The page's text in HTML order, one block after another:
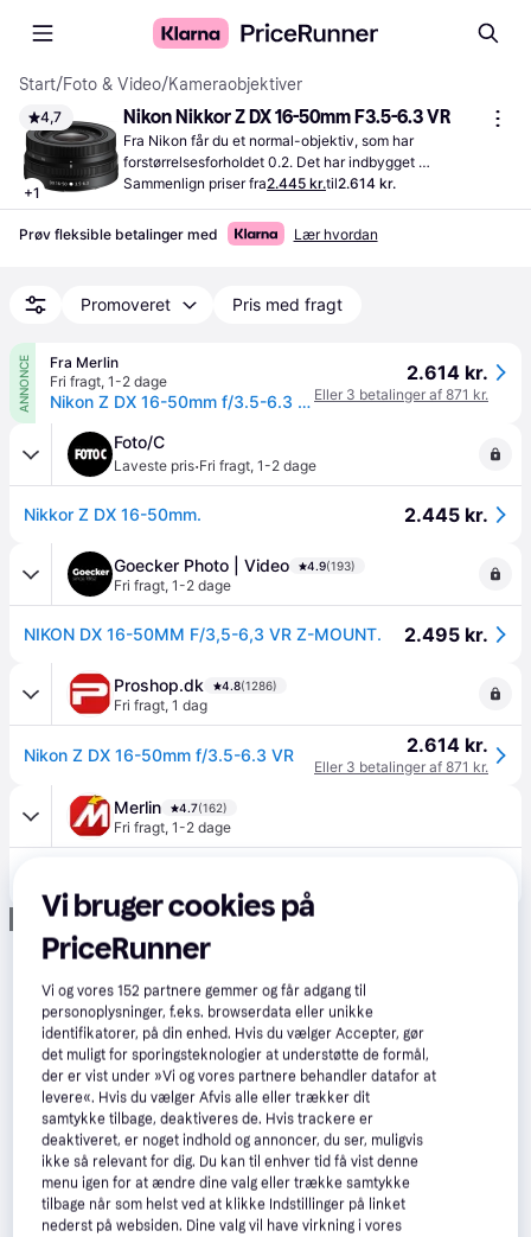
Start/Foto & Video/Kameraobjektiver
4,7
+1
Nikon Nikkor Z DX 16-50mm F3.5-6.3 VR
Fra Nikon får du et normal-objektiv, som har
forstørrelsesforholdet 0.2. Det har indbygget
billedstabilisator for at give så skarpe billeder som muligt.
Sammenlign priser fra2.445 kr.til2.614 kr.
Prøv fleksible betalinger med Lær hvordan
Promoveret Pris med fragt
ANNONCE
Fra Merlin
Fri fragt, 1-2 dage
Nikon Z DX 16-50mm f/3.5-6.3 VR
2.614 kr.
Eller 3 betalinger af 871 kr.
Foto/C
Laveste pris·Fri fragt, 1-2 dage
Nikkor Z DX 16-50mm. 2.445 kr.
Goecker Photo | Video 4.9(193)
Fri fragt, 1-2 dage
NIKON DX 16-50MM F/3,5-6,3 VR Z-MOUNT. 2.495 kr.
Proshop.dk 4.8(1286)
Fri fragt, 1 dag
Nikon Z DX 16-50mm f/3.5-6.3 VR 2.614 kr.
Eller 3 betalinger af 871 kr.
Merlin 4.7(162)
Fri fragt, 1-2 dage
Annonce
Vi bruger cookies på
PriceRunner
Vi og vores152 partnere gemmer og får adgang til
personoplysninger, f.eks. browserdata eller unikke
identifikatorer, på din enhed. Hvis du vælger Accepter, gør
det muligt for sporingsteknologier at understøtte de formål,
der er vist under »Vi og vores partnere behandler datafor at
levere«. Hvis du vælger Afvis alle eller trækker dit
samtykke tilbage, deaktiveres de. Hvis trackere er
deaktiveret, er noget indhold og annoncer, du ser, muligvis
ikke så relevant for dig. Du kan til enhver tid få vist denne
menu igen for at ændre dine valg eller trække samtykke
tilbage når som helst ved at klikke Indstillinger på linket
nederst på websiden. Dine valg vil have virkning i vores